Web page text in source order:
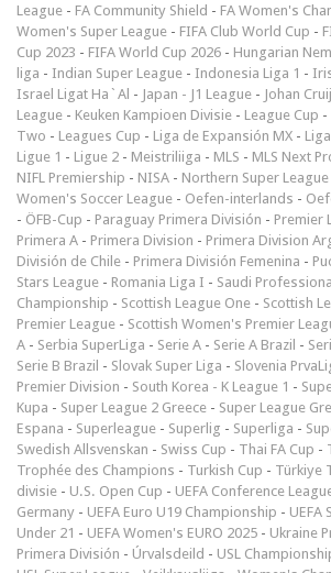
League - FA Community Shield - FA Women's
Women's Super League - FIFA Club World Cup -
Cup 2023 - FIFA World Cup 2026 - Hungarian
liga - Indian Super League - Indonesia Liga 1 -
Israel Ligat Ha`Al - Japan - J1 League - Johan
League - Keuken Kampioen Divisie - League Cup -
Two - Leagues Cup - Liga de Expansión MX -
Ligue 1 - Ligue 2 - Meistriliiga - MLS - MLS Next
NIFL Premiership - NISA - Northern Super League
Women's Soccer League - Oefen-interlands -
- ÖFB-Cup - Paraguay Primera División - Premier
Primera A - Primera Division - Primera Division
División de Chile - Primera División Femenina -
Stars League - Romania Liga I - Saudi
Championship - Scottish League One - Scottish
Premier League - Scottish Women's Premier
A - Serbia SuperLiga - Serie A - Serie A Brazil -
Serie B Brazil - Slovak Super Liga - Slovenia
Premier Division - South Korea - K League 1 -
Kupa - Super League 2 Greece - Super League
Espana - Superleague - Superlig - Superliga -
Swedish Allsvenskan - Swiss Cup - Thai FA Cup -
Trophée des Champions - Turkish Cup - Türkiye
divisie - U.S. Open Cup - UEFA Conference
Germany - UEFA Euro U19 Championship - UEFA
Under 21 - UEFA Women's EURO 2025 - Ukraine
Primera División - Úrvalsdeild - USL